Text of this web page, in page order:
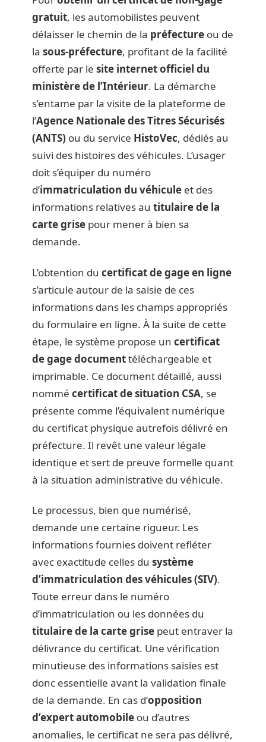
gratuit, les automobilistes peuvent
délaisser le chemin de la préfecture ou de
la sous-préfecture, profitant de la facilité
offerte par le site internet officiel du
ministère de l’Intérieur. La démarche
s’entame par la visite de la plateforme de
l’Agence Nationale des Titres Sécurisés
(ANTS) ou du service HistoVec, dédiés au
suivi des histoires des véhicules. L’usager
doit s’équiper du numéro
d’immatriculation du véhicule et des
informations relatives au titulaire de la
carte grise pour mener à bien sa
demande.
L’obtention du certificat de gage en ligne
s’articule autour de la saisie de ces
informations dans les champs appropriés
du formulaire en ligne. À la suite de cette
étape, le système propose un certificat
de gage documenttéléchargeable et
imprimable. Ce document détaillé, aussi
nommé certificat de situation CSA, se
présente comme l’équivalent numérique
du certificat physique autrefois délivré en
préfecture. Il revêt une valeur légale
identique et sert de preuve formelle quant
à la situation administrative du véhicule.
Le processus, bien que numérisé,
demande une certaine rigueur. Les
informations fournies doivent refléter
avec exactitude celles du système
d’immatriculation des véhicules (SIV).
Toute erreur dans le numéro
d’immatriculation ou les données du
titulaire de la carte grise peut entraver la
délivrance du certificat. Une vérification
minutieuse des informations saisies est
donc essentielle avant la validation finale
de la demande. En cas d’opposition
d’expert automobile ou d’autres
anomalies, le certificat ne sera pas délivré,